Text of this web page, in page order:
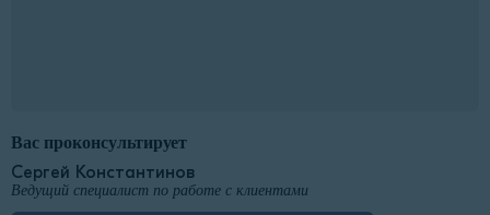
Вас проконсультирует
Сергей Константинов
Ведущий специалист по работе с клиентами